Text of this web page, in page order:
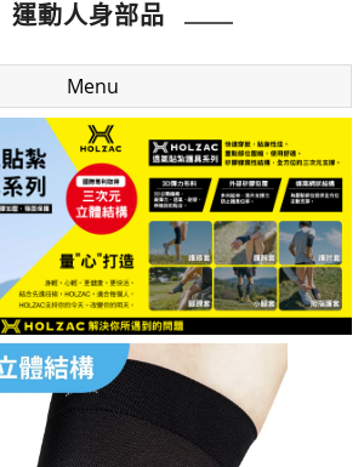
運動人身部品
Menu